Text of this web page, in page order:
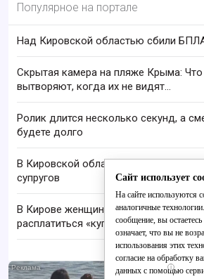
Популярное на портале
Над Кировской областью сбили
Скрытая камера на пляже Крыма:
вытворяют, когда их не видят...
Ролик длится несколько секунд, а
будете долго
В Кировской области нашли тела
супругов
В Кирове женщину задержали за
расплатиться «купюрой»
i
Сайт использует
На сайте используются
аналогичные
сообщение, вы
означает, что вы не
использования этих
согласие на обработку
данных с помощью